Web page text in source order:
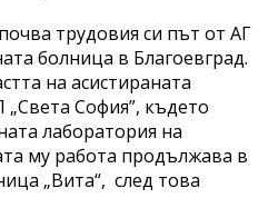
трудовия си път от АГ
болница в Благоевград.
на асистираната
София”, където
лаборатория на
му работа продължава в
„Вита“, след това